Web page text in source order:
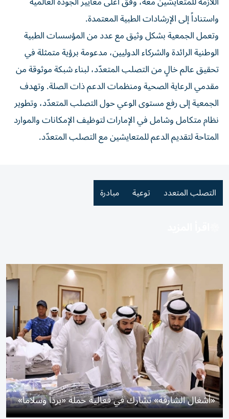
واستناداً إلى الإرشادات الطبية المعتمدة.
وتعمل الجمعية بشكل وثيق مع عدد من المؤسسات الطبية
الوطنية الرائدة والشركاء الدوليين، مدعومة برؤية متمثلة في
تحقيق عالم خالٍ من التصلب المتعدّد، لبناء شبكة موثوقة من
مقدمي الرعاية الصحية ومنظمات الدعم ذات الصلة. وتهدف
الجمعية إلى رفع مستوى الوعي حول التصلب المتعدّد، وتطوير
نظام متكامل وشامل في الإمارات لتوظيف الإمكانات والموارد
المتاحة لتقديم الدعم للمتعايشين مع التصلب المتعدّد.
التصلب المتعدد توعية مبادرة
«أشغال الشارقة» تشارك في فعالية حملة «برداً وسلاماً»